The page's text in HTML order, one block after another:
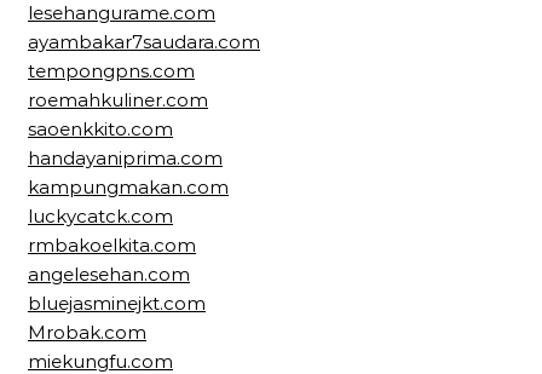
lesehangurame.com
ayambakar7saudara.com
tempongpns.com
roemahkuliner.com
saoenkkito.com
handayaniprima.com
kampungmakan.com
luckycatck.com
rmbakoelkita.com
angelesehan.com
bluejasminejkt.com
Mrobak.com
miekungfu.com